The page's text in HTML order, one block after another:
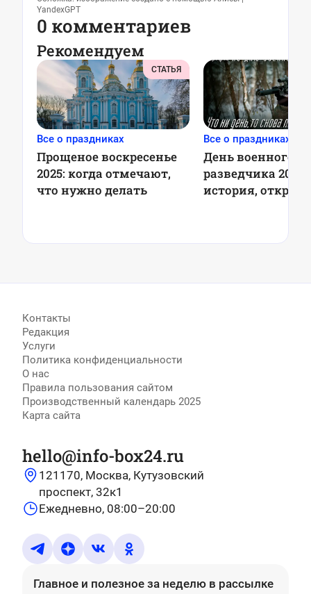
YandexGPT
0 комментариев
Рекомендуем
СТАТЬЯ
Все о праздниках
Прощеное воскресенье
2025: когда отмечают,
что нужно делать
Все о праздниках
День военного
разведчика 2025:
история,
Контакты
Редакция
Услуги
Политика конфиденциальности
О нас
Правила пользования сайтом
Производственный календарь 2025
Карта сайта
hello@info-box24.ru
121170, Москва, Кутузовский
проспект, 32к1
Ежедневно, 08:00–20:00
Главное и полезное за неделю в рассылке